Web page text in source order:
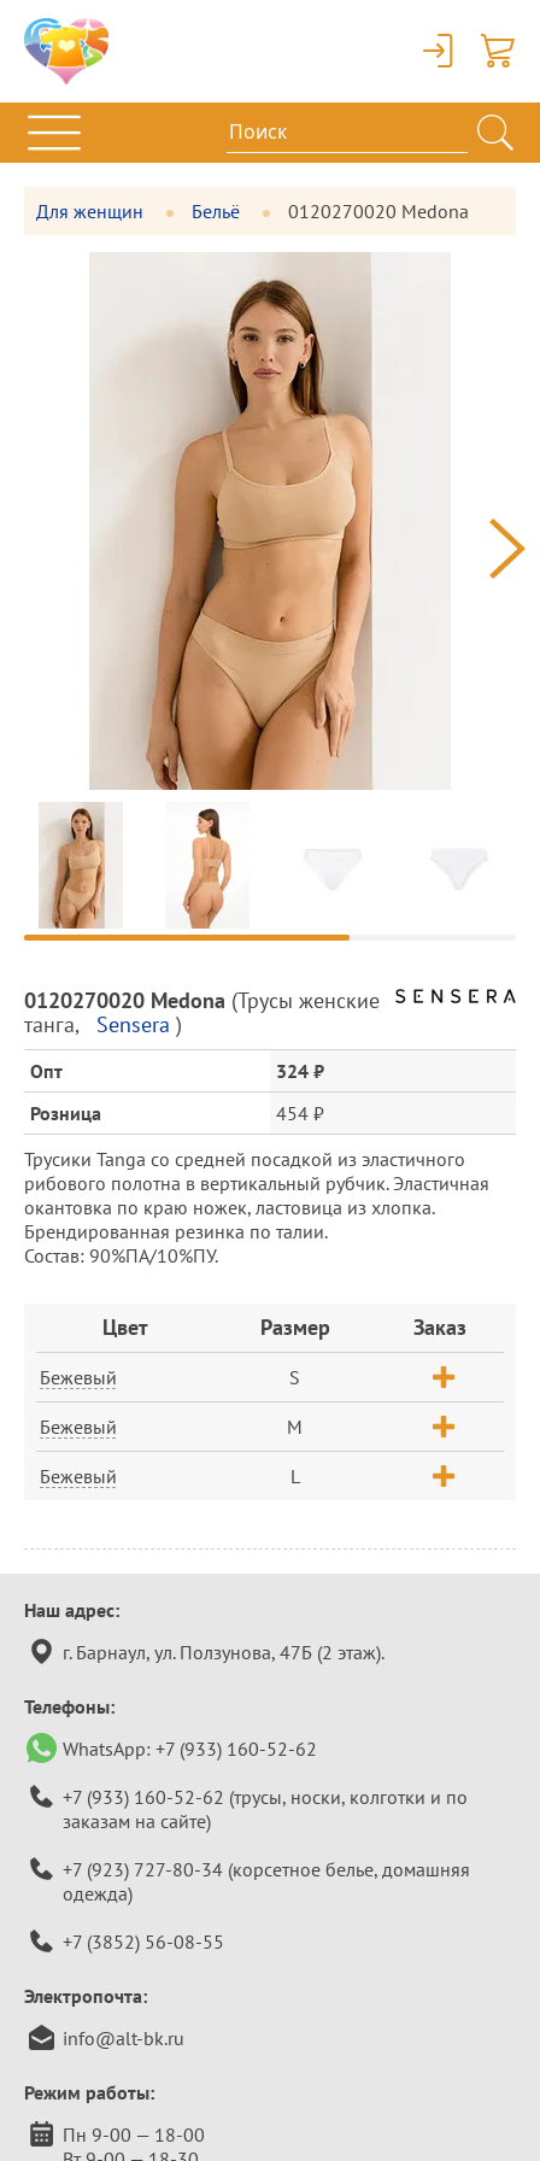
Вход
Для женщин Бельё 0120270020 Medona
Фотографии
товара
Большая
Описание
товара
и
цена
0120270020 Medona (Трусы женские
танга, Sensera )
Опт
324 ₽
Розница
454 ₽
Трусики Tanga со средней посадкой из эластичного
рибового полотна в вертикальный рубчик. Эластичная
окантовка по краю ножек, ластовица из хлопка.
Брендированная резинка по талии.
Состав: 90%ПА/10%ПУ.
ЗаказЦвет Размер Заказ
Бежевый S
Бежевый M
Бежевый L
Контактная
информация
Наш адрес:
г. Барнаул, ул. Ползунова, 47Б (2 этаж).
Телефоны:
WhatsApp: +7 (933) 160-52-62
+7 (933) 160-52-62 (трусы, носки, колготки и по
заказам на сайте)
+7 (923) 727-80-34 (корсетное белье, домашняя
одежда)
+7 (3852) 56-08-55
Электропочта:
info@alt-bk.ru
Режим работы:
Пн 9-00 — 18-00